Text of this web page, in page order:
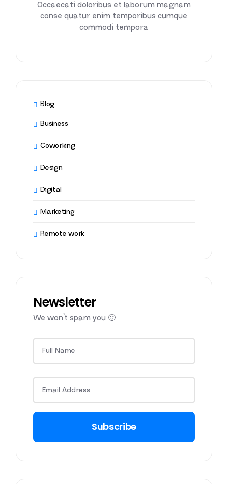
Occaecati doloribus et laborum magnam
conse quatur enim temporibus cumque
commodi tempora
Blog
Business
Coworking
Design
Digital
Marketing
Remote work
Newsletter
We won’t spam you 🙂
Subscribe